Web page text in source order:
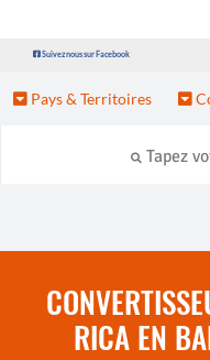
Suivez nous sur Facebook
Pays & Territoires
RICA EN